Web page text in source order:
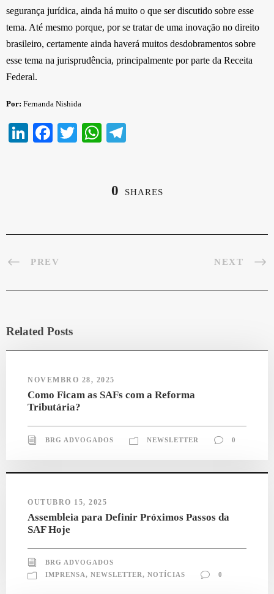
segurança jurídica, ainda há muito o que ser discutido sobre esse
tema. Até mesmo porque, por se tratar de uma inovação no direito
brasileiro, certamente ainda haverá muitos desdobramentos sobre
esse tema na jurisprudência, principalmente por parte da Receita
Federal.
Por: Fernanda Nishida
Li
Fa T
W
A a
0 SHARES
PREV NEXT
Related Posts
NOVEMBRO 28, 2025
Como Ficam as SAFs com a Reforma
Tributária?
BRG ADVOGADOS NEWSLETTER 0
OUTUBRO 15, 2025
Assembleia para Definir Próximos Passos da
SAF Hoje
BRG ADVOGADOS
IMPRENSA
NEWSLETTER NOTÍCIAS 0